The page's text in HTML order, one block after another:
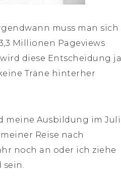
muss man sich
Millionen Pageviews
diese Entscheidung ja
Träne hinterher
meine Ausbildung im Juli
Reise nach
noch an oder ich ziehe
sein.